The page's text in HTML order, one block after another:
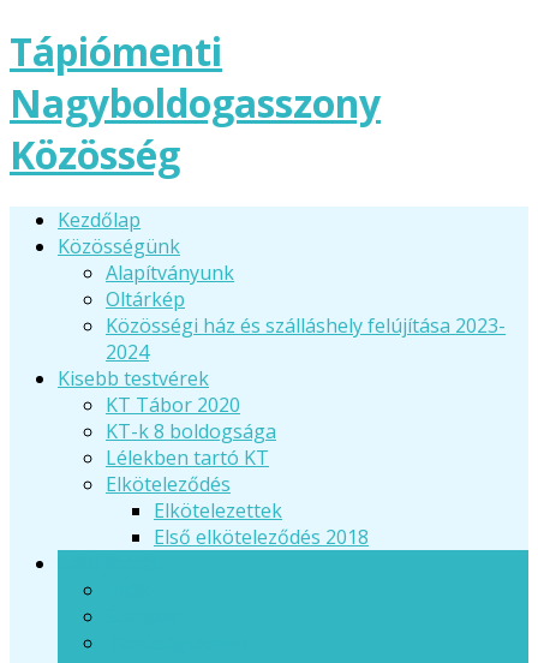
Tápiómenti
Nagyboldogasszony
Közösség
Kezdőlap
Közösségünk
Alapítványunk
Oltárkép
Közösségi ház és szálláshely felújítása 2023-
2024
Kisebb testvérek
KT Tábor 2020
KT-k 8 boldogsága
Lélekben tartó KT
Elköteleződés
Elkötelezettek
Első elköteleződés 2018